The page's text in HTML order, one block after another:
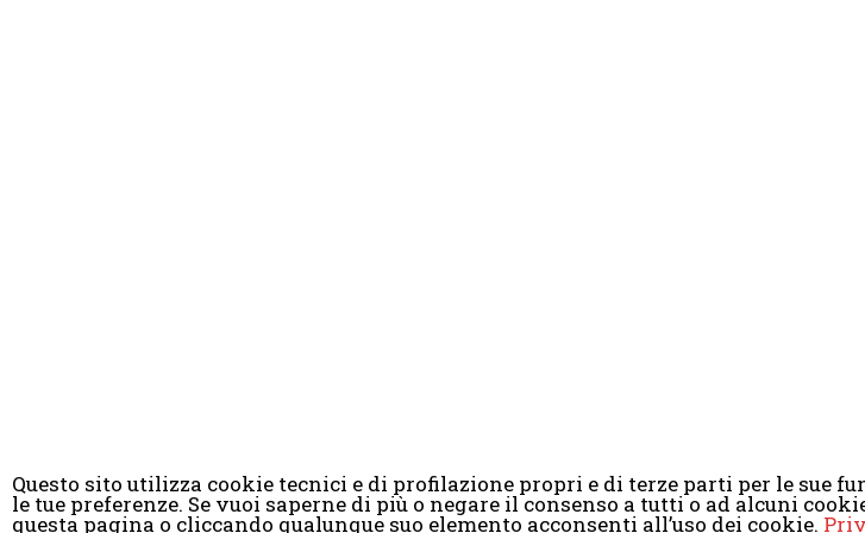
© Copyright 2008-2017 Scenaripolitici.com - Tutti i
Questo sito utilizza cookie tecnici e di profilazione propri e di terze parti per le sue
le tue preferenze. Se vuoi saperne di più o negare il consenso a tutti o ad alcuni
questa pagina o cliccando qualunque suo elemento acconsenti all’uso dei cookie.